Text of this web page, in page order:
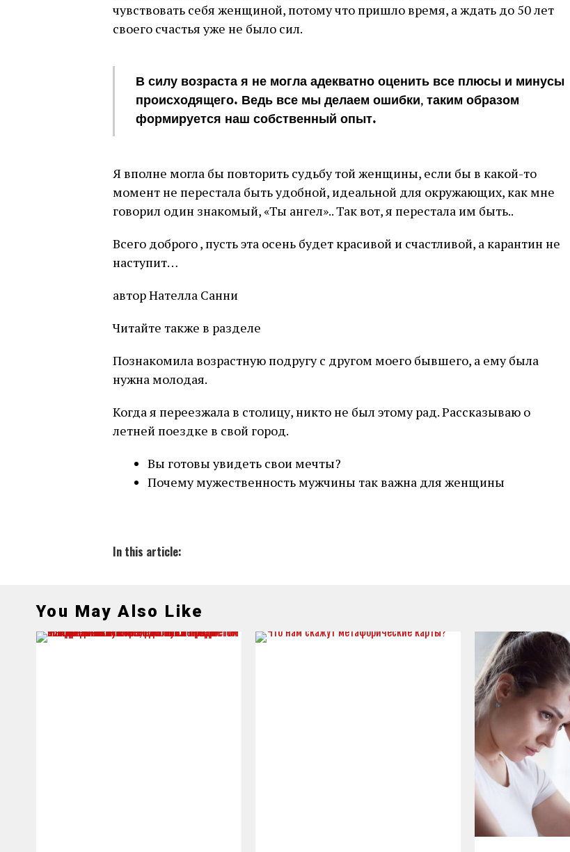
чувствовать себя женщиной, потому что пришло время, а ждать до 50 лет
своего счастья уже не было сил.
В силу возраста я не могла адекватно оценить все плюсы и минусы
происходящего. Ведь все мы делаем ошибки, таким образом
формируется наш собственный опыт.
Я вполне могла бы повторить судьбу той женщины, если бы в какой-то
момент не перестала быть удобной, идеальной для окружающих, как мне
говорил один знакомый, «Ты ангел».. Так вот, я перестала им быть..
Всего доброго , пусть эта осень будет красивой и счастливой, а карантин не
наступит…
автор Нателла Санни
Читайте также в разделе
Познакомила возрастную подругу с другом моего бывшего, а ему была
нужна молодая.
Когда я переезжала в столицу, никто не был этому рад. Рассказываю о
летней поездке в свой город.
Вы готовы увидеть свои мечты?
Почему мужественность мужчины так важна для женщины
In this article:
You May Also Like